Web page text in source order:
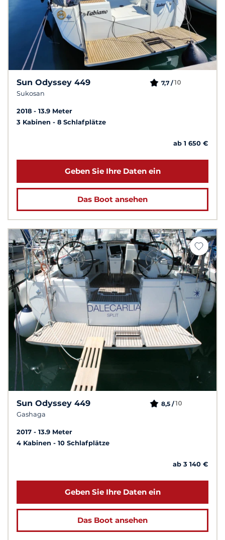
Sun Odyssey 449
Sukosan
7,7 /10
2018
13.9 Meter
3 Kabinen
8 Schlafplätze
ab 1 650 €
Geben Sie Ihre Daten ein
Das Boot ansehen
Sun Odyssey 449
Gashaga
8,5 /10
2017
13.9 Meter
4 Kabinen
10 Schlafplätze
ab 3 140 €
Geben Sie Ihre Daten ein
Das Boot ansehen